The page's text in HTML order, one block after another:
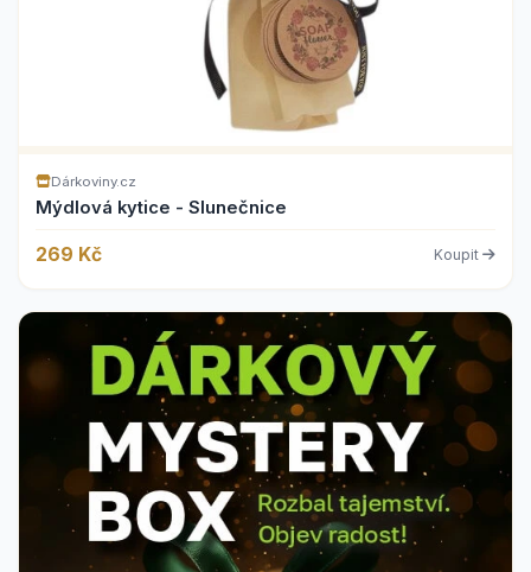
Dárkoviny.cz
Mýdlová kytice - Slunečnice
269 Kč Koupit